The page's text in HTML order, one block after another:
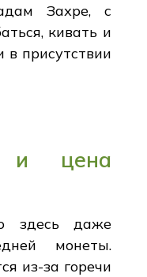
Захре, с
кивать и
присутствии
и цена
здесь даже
монеты.
из-за горечи